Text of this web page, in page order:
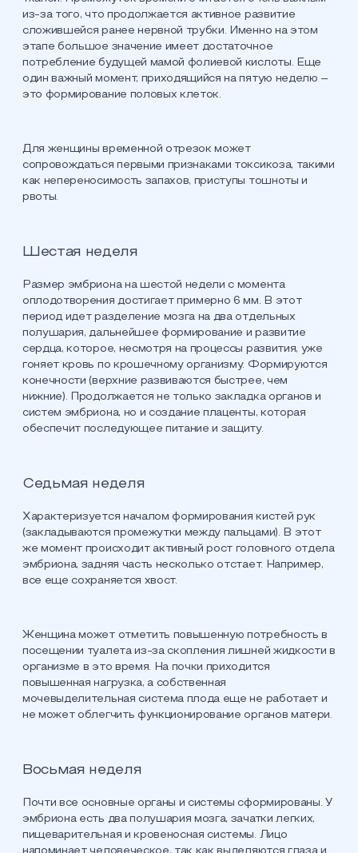
из-за того, что продолжается активное развитие
сложившейся ранее нервной трубки. Именно на этом
этапе большое значение имеет достаточное
потребление будущей мамой фолиевой кислоты. Еще
один важный момент, приходящийся на пятую неделю –
это формирование половых клеток.
Для женщины временной отрезок может
сопровождаться первыми признаками токсикоза, такими
как непереносимость запахов, приступы тошноты и
рвоты.
Шестая неделя
Размер эмбриона на шестой недели с момента
оплодотворения достигает примерно 6 мм. В этот
период идет разделение мозга на два отдельных
полушария, дальнейшее формирование и развитие
сердца, которое, несмотря на процессы развития, уже
гоняет кровь по крошечному организму. Формируются
конечности (верхние развиваются быстрее, чем
нижние). Продолжается не только закладка органов и
систем эмбриона, но и создание плаценты, которая
обеспечит последующее питание и защиту.
Седьмая неделя
Характеризуется началом формирования кистей рук
(закладываются промежутки между пальцами). В этот
же момент происходит активный рост головного отдела
эмбриона, задняя часть несколько отстает. Например,
все еще сохраняется хвост.
Женщина может отметить повышенную потребность в
посещении туалета из-за скопления лишней жидкости в
организме в это время. На почки приходится
повышенная нагрузка, а собственная
мочевыделительная система плода еще не работает и
не может облегчить функционирование органов матери.
Восьмая неделя
Почти все основные органы и системы сформированы. У
эмбриона есть два полушария мозга, зачатки легких,
пищеварительная и кровеносная системы. Лицо